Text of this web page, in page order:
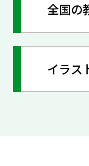
全国の
イラス